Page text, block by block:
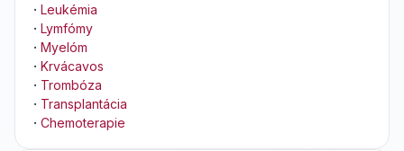
· Leukémia
· Lymfómy
· Myelóm
· Krvácavos
· Trombóza
· Transplantácia
· Chemoterapie